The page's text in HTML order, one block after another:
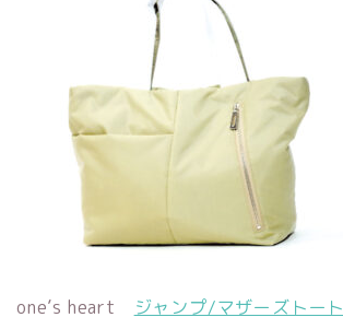
one’s heart ジャンプ/マザーズトート